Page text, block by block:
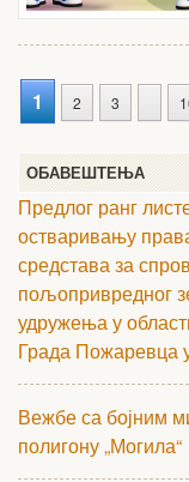
1 2 3
ОБАВЕШТЕЊА
Предлог ранг
остваривању
средстава за
пољопривредног
удружења у
Града Пожаревца
Вежбе са бојним
полигону „Могила“